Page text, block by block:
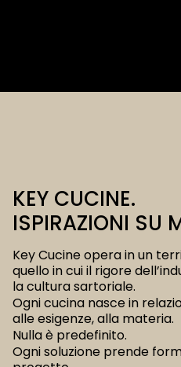
KEY CUCINE.
ISPIRAZIONI SU
Key Cucine opera in un
quello in cui il rigore
la cultura sartoriale.
Ogni cucina nasce in
alle esigenze, alla materia.
Nulla è predefinito.
Ogni soluzione prende